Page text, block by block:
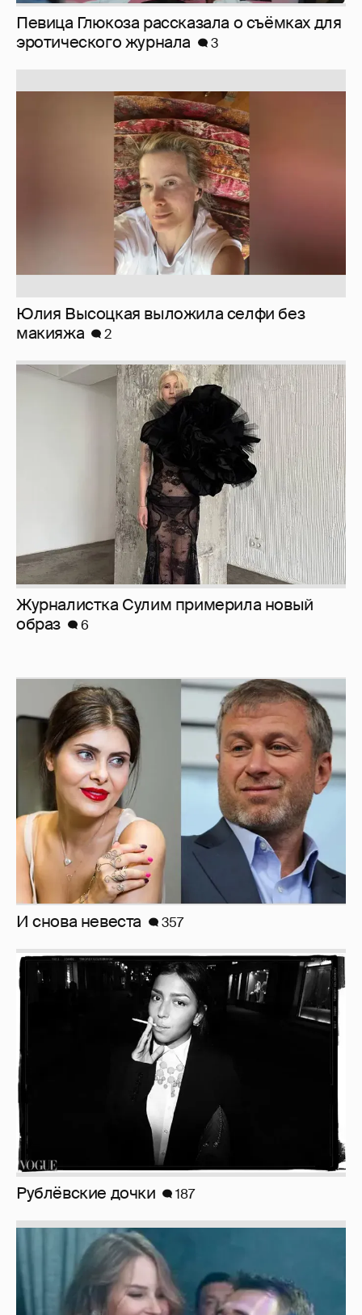
Певица Глюкоза рассказала о съёмках для
эротического журнала
3
Юлия Высоцкая выложила селфи без
макияжа
2
Журналистка Сулим примерила новый
образ
6
И снова невеста 357
Рублёвские дочки 187